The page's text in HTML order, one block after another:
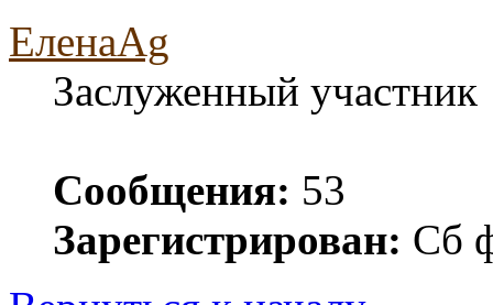
ЕленаAg
Заслуженный участник
Сообщения: 53
Зарегистрирован: Сб